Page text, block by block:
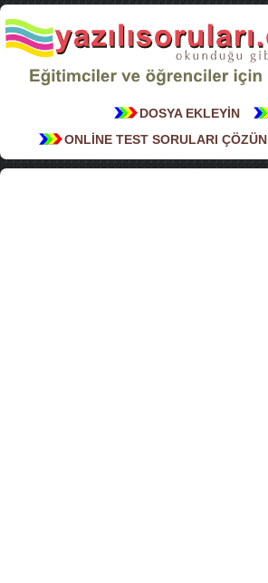
DOSYA EKLEYİN
ONLİNE TEST SORULARI ÇÖZÜN